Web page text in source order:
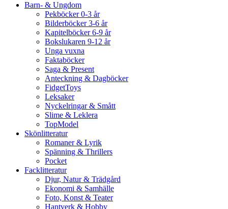
Barn- & Ungdom
Pekböcker 0-3 år
Bilderböcker 3-6 år
Kapitelböcker 6-9 år
Bokslukaren 9-12 år
Unga vuxna
Faktaböcker
Saga & Present
Anteckning & Dagböcker
FidgetToys
Leksaker
Nyckelringar & Smått
Slime & Leklera
TopModel
Skönlitteratur
Romaner & Lyrik
Spänning & Thrillers
Pocket
Facklitteratur
Djur, Natur & Trädgård
Ekonomi & Samhälle
Foto, Konst & Teater
Hantverk & Hobby